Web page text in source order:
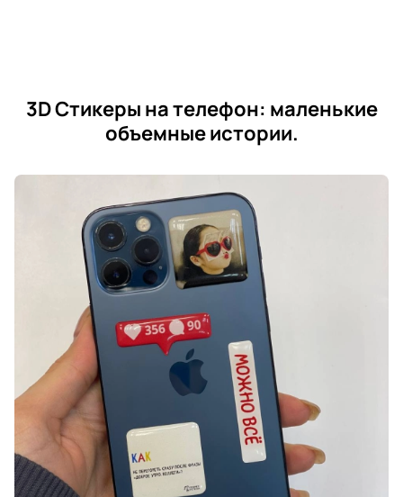
3D Стикеры на телефон: маленькие
объемные истории.